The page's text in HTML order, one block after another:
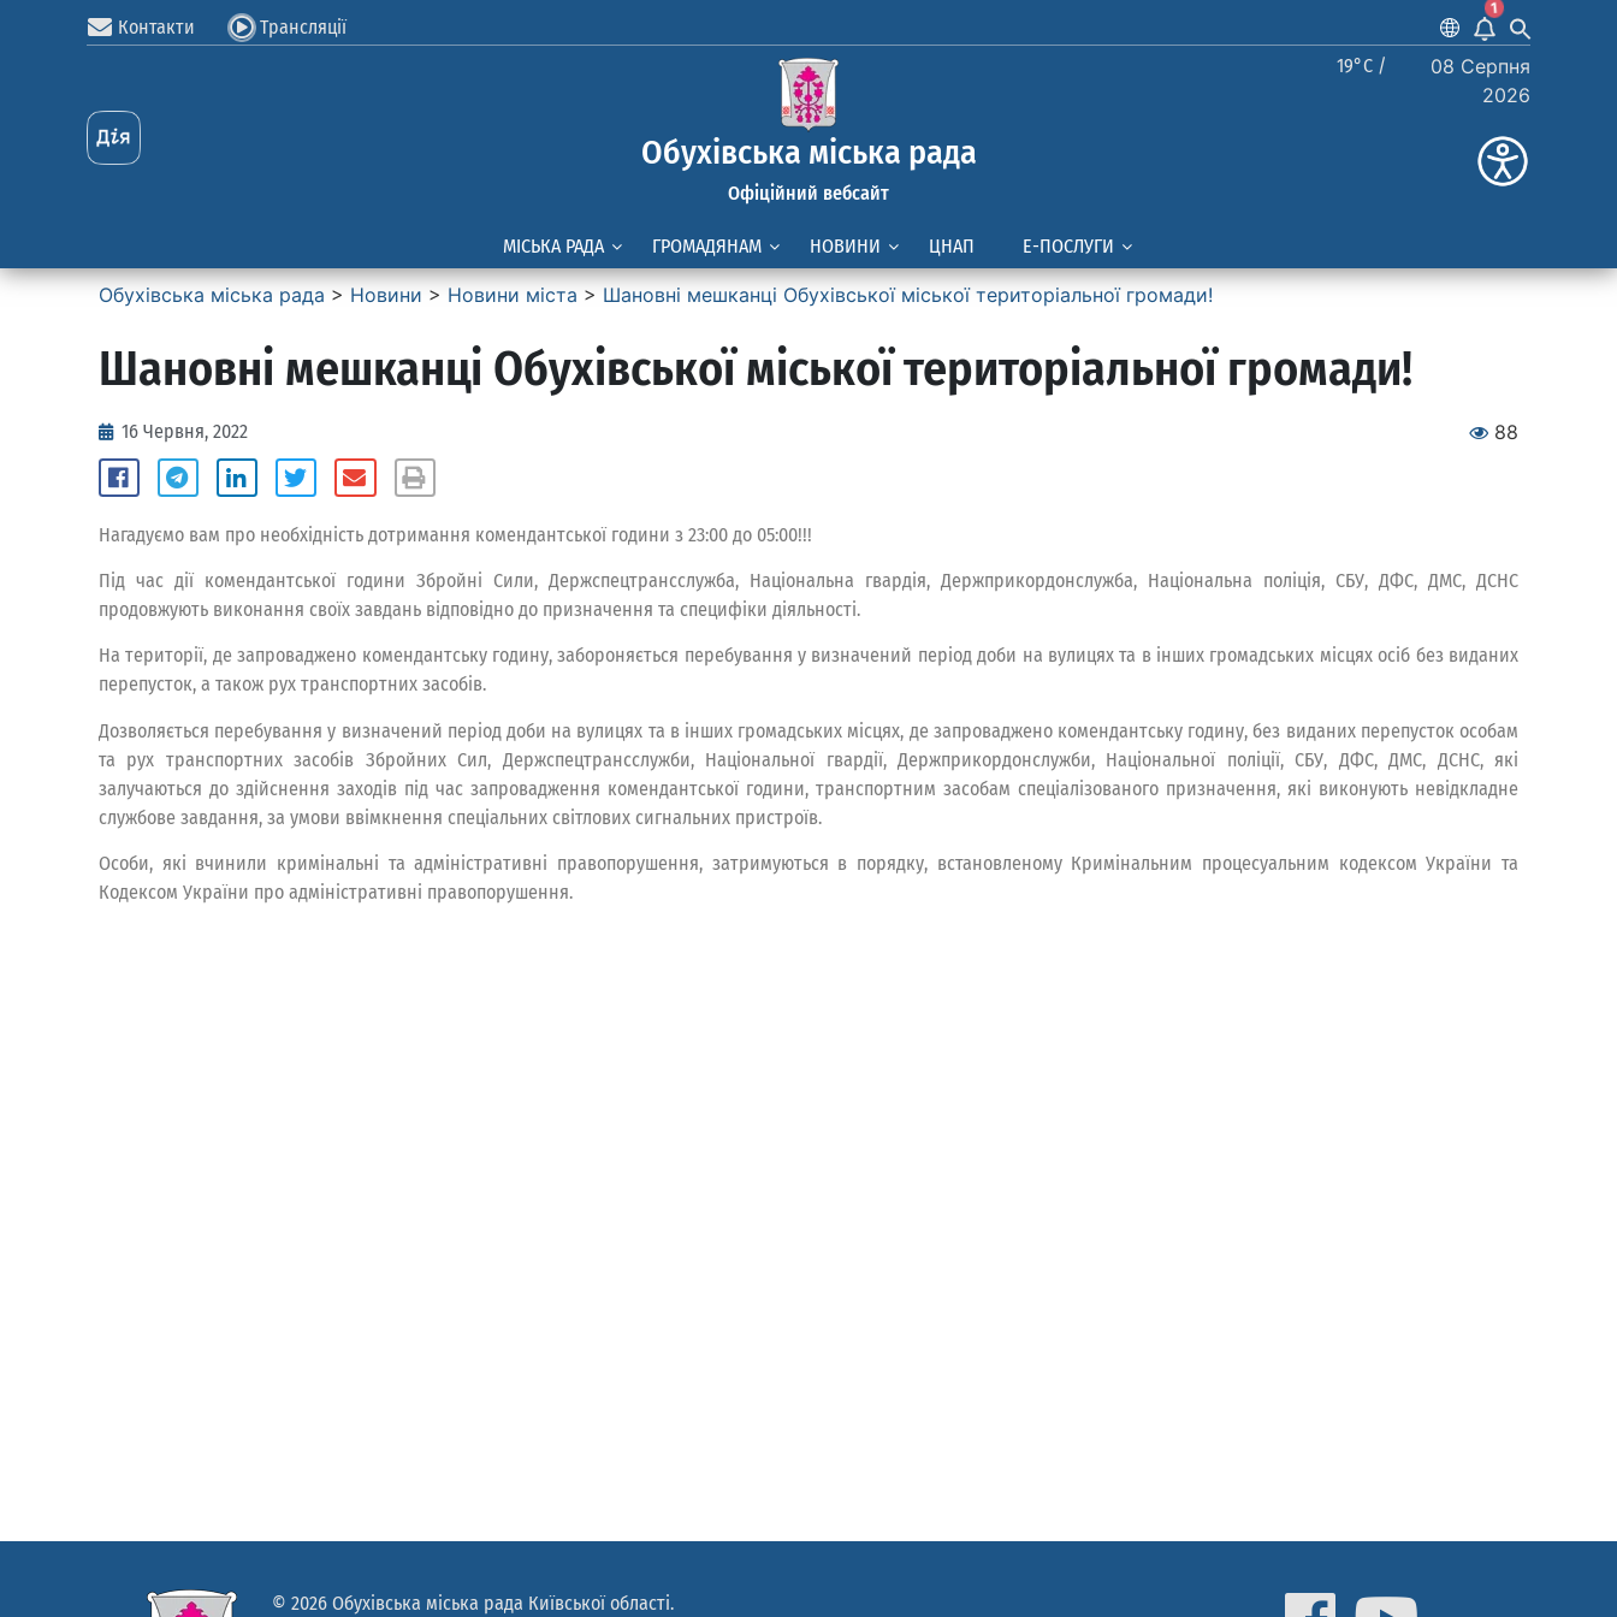
Контакти Трансляції
1
Обухівська міська рада
Офіційний вебсайт
19°C /
08 Серпня
2026
МІСЬКА РАДА ГРОМАДЯНАМ НОВИНИ ЦНАП Е-ПОСЛУГИ
Обухівська міська рада > Новини > Новини міста > Шановні мешканці Обухівської міської територіальної громади!
Шановні мешканці Обухівської міської територіальної громади!
16 Червня, 2022 88
Нагадуємо вам про необхідність дотримання комендантської години з 23:00 до 05:00!!!
Під час дії комендантської години Збройні Сили, Держспецтрансслужба, Національна гвардія, Держприкордонслужба, Національна поліція, СБУ, ДФС, ДМС, ДСНС
продовжують виконання своїх завдань відповідно до призначення та специфіки діяльності.
На території, де запроваджено комендантську годину, забороняється перебування у визначений період доби на вулицях та в інших громадських місцях осіб без виданих
перепусток, а також рух транспортних засобів.
Дозволяється перебування у визначений період доби на вулицях та в інших громадських місцях, де запроваджено комендантську годину, без виданих перепусток особам
та рух транспортних засобів Збройних Сил, Держспецтрансслужби, Національної гвардії, Держприкордонслужби, Національної поліції, СБУ, ДФС, ДМС, ДСНС, які
залучаються до здійснення заходів під час запровадження комендантської години, транспортним засобам спеціалізованого призначення, які виконують невідкладне
службове завдання, за умови ввімкнення спеціальних світлових сигнальних пристроїв.
Особи, які вчинили кримінальні та адміністративні правопорушення, затримуються в порядку, встановленому Кримінальним процесуальним кодексом України та
Кодексом України про адміністративні правопорушення.
© 2026 Обухівська міська рада Київської області.